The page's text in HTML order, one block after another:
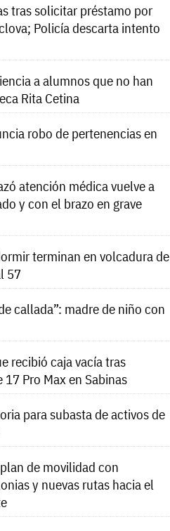
tras solicitar préstamo por
Policía descarta intento
a alumnos que no han
Rita Cetina
robo de pertenencias en
atención médica vuelve a
y con el brazo en grave
terminan en volcadura de
57
callada”: madre de niño con
recibió caja vacía tras
Pro Max en Sabinas
para subasta de activos de
de movilidad con
y nuevas rutas hacia el